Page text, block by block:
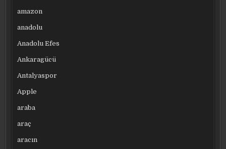
amazon
anadolu
Anadolu Efes
Ankaragücü
Antalyaspor
Apple
araba
araç
aracın